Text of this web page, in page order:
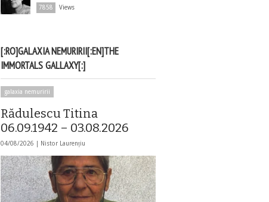
7858 Views
[:RO]GALAXIA NEMURIRII[:EN]THE
IMMORTALS GALLAXY[:]
galaxia nemuririi
Rădulescu Titina
06.09.1942 – 03.08.2026
04/08/2026 | Nistor Laurențiu